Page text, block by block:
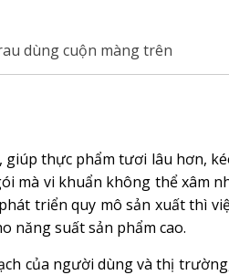
dùng cuộn màng trên
giúp thực phẩm tươi lâu hơn,
mà vi khuẩn không thể xâm
triển quy mô sản xuất thì
năng suất sản phẩm cao.
của người dùng và thị